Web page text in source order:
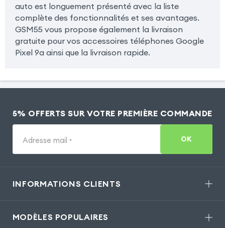
auto est longuement présenté avec la liste
complète des fonctionnalités et ses avantages.
GSM55 vous propose également la livraison
gratuite pour vos accessoires téléphones Google
Pixel 9a ainsi que la livraison rapide.
5% OFFERTS SUR VOTRE PREMIÈRE COMMANDE
Adresse mail * OK
INFORMATIONS CLIENTS
MODÈLES POPULAIRES